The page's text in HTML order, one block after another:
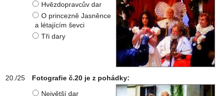
Hvězdopravcův dar
O princezně Jasněnce
a létajícím ševci
Tři dary
Fotografie č.20 je z pohádky:
Největší dar